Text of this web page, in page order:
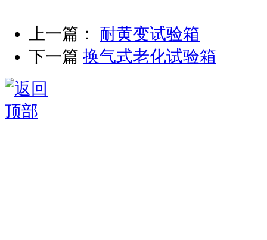
上一篇： 耐黄变试验箱
下一篇 换气式老化试验箱